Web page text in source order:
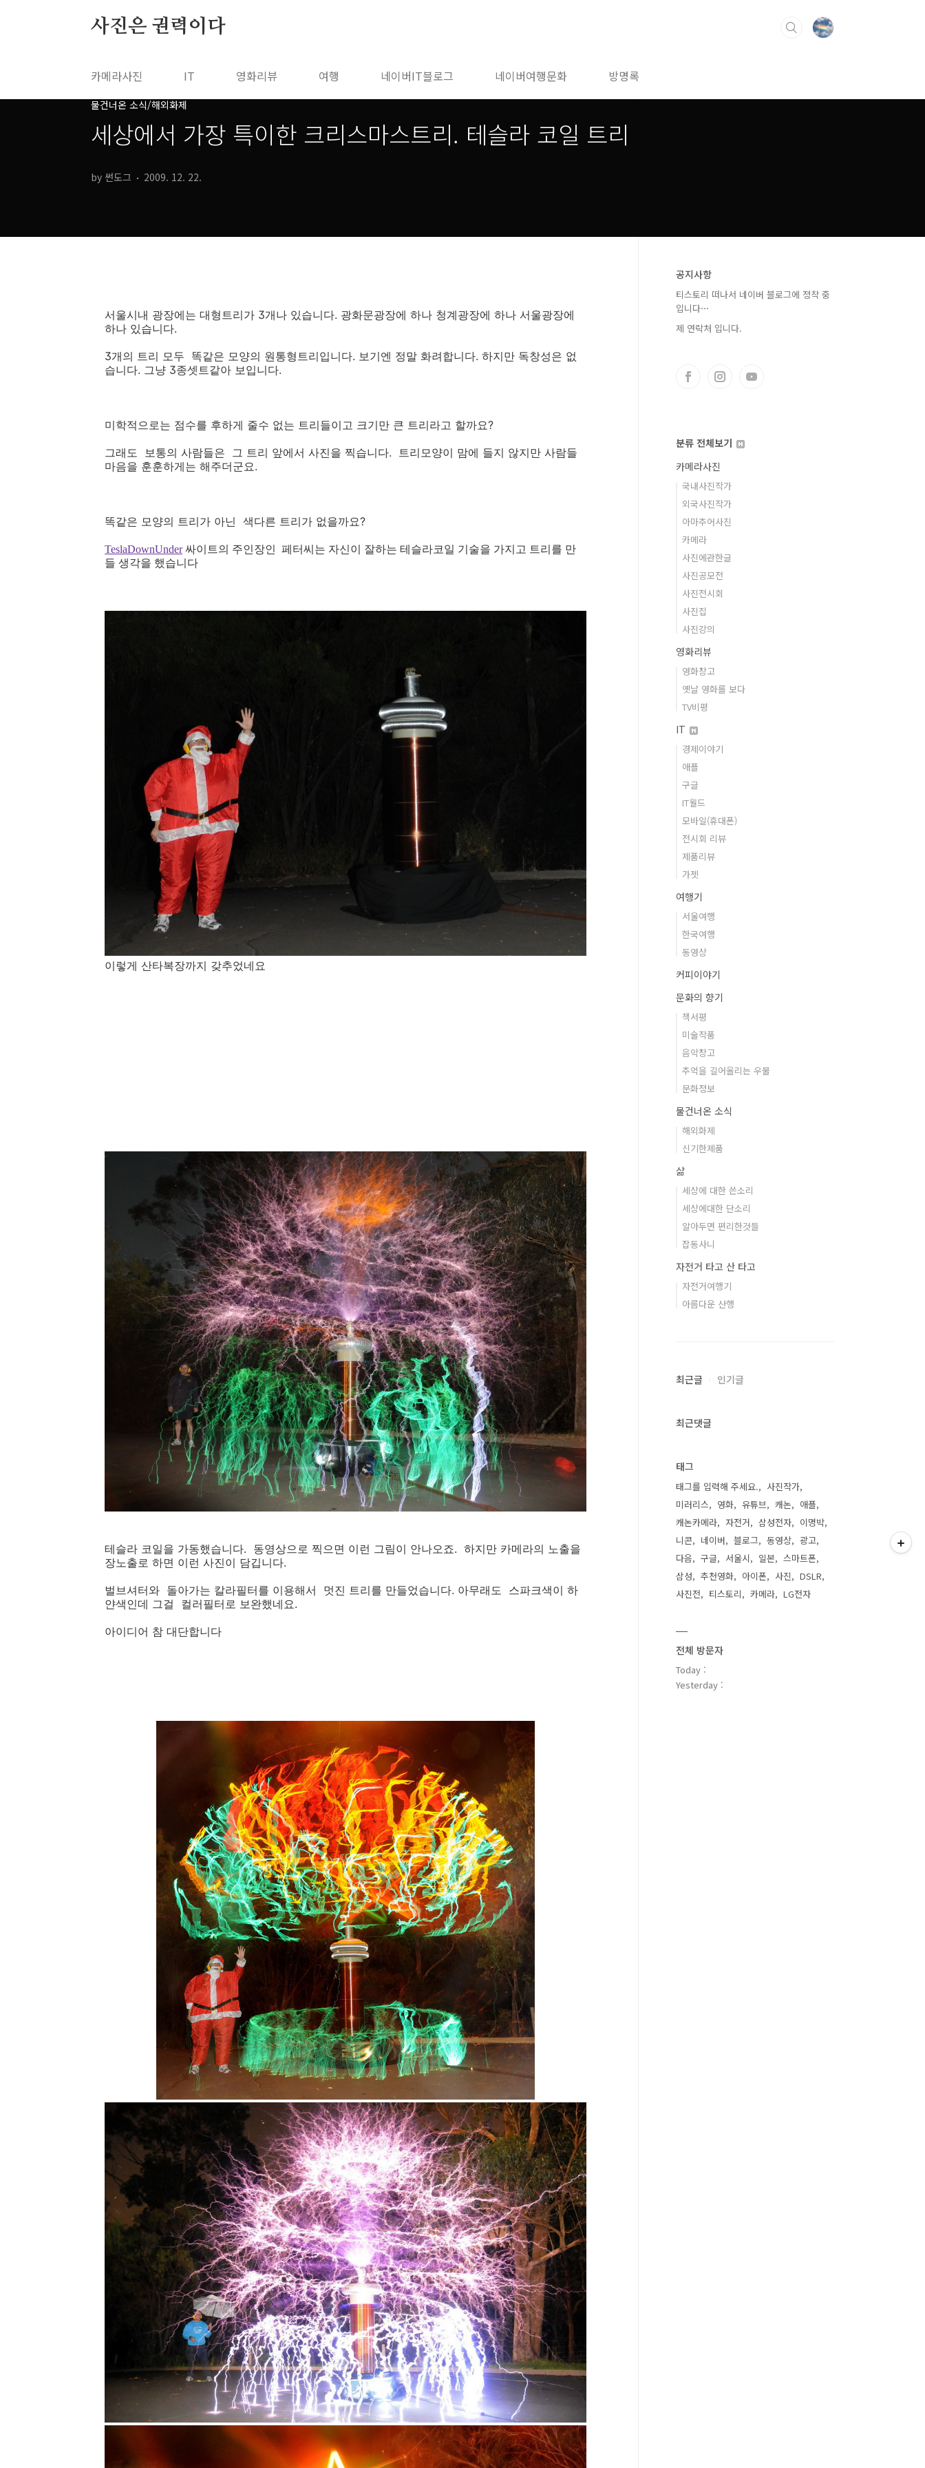
사진은 권력이다
카메라사진 IT 영화리뷰 여행 네이버IT블로그 네이버여행문화 방명록
물건너온 소식/해외화제
세상에서 가장 특이한 크리스마스트리. 테슬라 코일 트리
by 썬도그 2009. 12. 22.
서울시내 광장에는 대형트리가 3개나 있습니다. 광화문광장에 하나 청계광장에 하나 서울광장에
하나 있습니다.
3개의 트리 모두 똑같은 모양의 원통형트리입니다. 보기엔 정말 화려합니다. 하지만 독창성은 없
습니다. 그냥 3종셋트같아 보입니다.
미학적으로는 점수를 후하게 줄수 없는 트리들이고 크기만 큰 트리라고 할까요?
그래도 보통의 사람들은 그 트리 앞에서 사진을 찍습니다. 트리모양이 맘에 들지 않지만 사람들
마음을 훈훈하게는 해주더군요.
똑같은 모양의 트리가 아닌 색다른 트리가 없을까요?
TeslaDownUnder싸이트의 주인장인 페터씨는 자신이 잘하는 테슬라코일 기술을 가지고 트리를 만
들 생각을 했습니다
이렇게 산타복장까지 갖추었네요
테슬라 코일을 가동했습니다. 동영상으로 찍으면 이런 그림이 안나오죠. 하지만 카메라의 노출을
장노출로 하면 이런 사진이 담깁니다.
벌브셔터와 돌아가는 칼라필터를 이용해서 멋진 트리를 만들었습니다. 아무래도 스파크색이 하
얀색인데 그걸 컬러필터로 보완했네요.
아이디어 참 대단합니다
공지사항
티스토리 떠나서 네이버 블로그에 정착 중
입니다⋯
제 연락처 입니다.
분류 전체보기
카메라사진
국내사진작가
외국사진작가
아마추어사진
카메라
사진에관한글
사진공모전
사진전시회
사진집
사진강의
영화리뷰
영화창고
옛날 영화를 보다
TV비평
IT
경제이야기
애플
구글
IT월드
모바일(휴대폰)
전시회 리뷰
제품리뷰
가젯
여행기
서울여행
한국여행
동영상
커피이야기
문화의 향기
책서평
미술작품
음악창고
추억을 길어올리는 우물
문화정보
물건너온 소식
해외화제
신기한제품
삶
세상에 대한 쓴소리
세상에대한 단소리
알아두면 편리한것들
잡동사니
자전거 타고 산 타고
자전거여행기
아름다운 산행
최근글 인기글
최근댓글
태그
태그를 입력해 주세요.
사진작가
미러리스
영화 유튜브 캐논
애플
캐논카메라
자전거 삼성전자
이명박
니콘
네이버 블로그 동영상
광고
다음
구글 서울시 일본
스마트폰
삼성
추천영화 아이폰 사진
DSLR
사진전
티스토리 카메라 LG전자
전체 방문자
Today :
Yesterday :